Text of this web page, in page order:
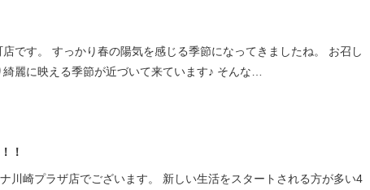
イテム
ポート
です。 すっかり春の陽気を感じる季節になってきましたね。 お召し
麗に映える季節が近づいて来ています♪ そんな…
！
川崎プラザ店でございます。 新しい生活をスタートされる方が多い4